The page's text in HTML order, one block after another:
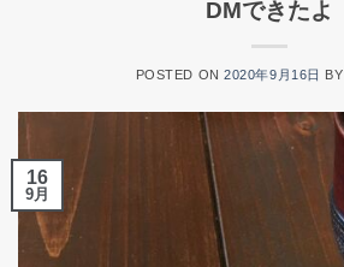
DMできたよ
POSTED ON2020年9月16日 BY
16
9月